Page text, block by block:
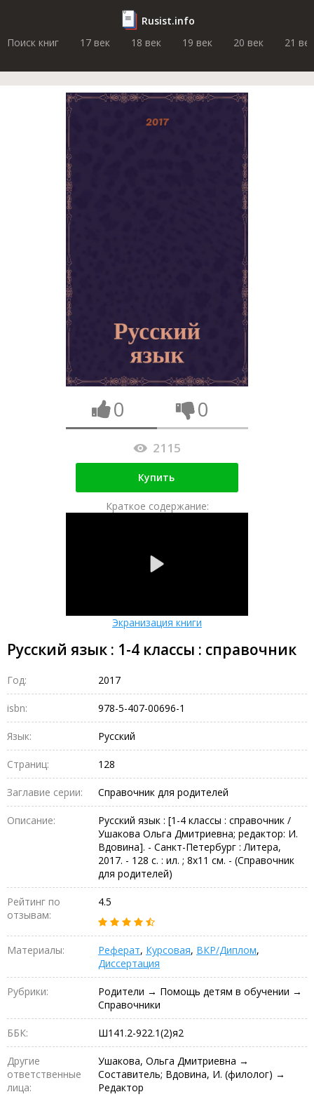
Rusist.info
Поиск книг
17 век 18 век 19 век 20 век 21 век
0 0
2115
Купить
Краткое содержание:
Экранизация книги
Русский язык : 1-4 классы : справочник
Год: 2017
isbn: 978-5-407-00696-1
Язык: Русский
Страниц: 128
Заглавие серии: Справочник для родителей
Описание:
Русский язык : [1-4 классы : справочник /
Ушакова Ольга Дмитриевна; редактор: И.
Вдовина]. - Санкт-Петербург : Литера,
2017. - 128 с. : ил. ; 8х11 см. - (Справочник
для родителей)
Рейтинг по
отзывам:
4.5
Материалы: Реферат, Курсовая, ВКР/Диплом,
Диссертация
Рубрики:
Родители → Помощь детям в обучении →
Справочники
ББК: Ш141.2-922.1(2)я2
Другие
ответственные
лица:
Ушакова, Ольга Дмитриевна →
Составитель; Вдовина, И. (филолог) →
Редактор